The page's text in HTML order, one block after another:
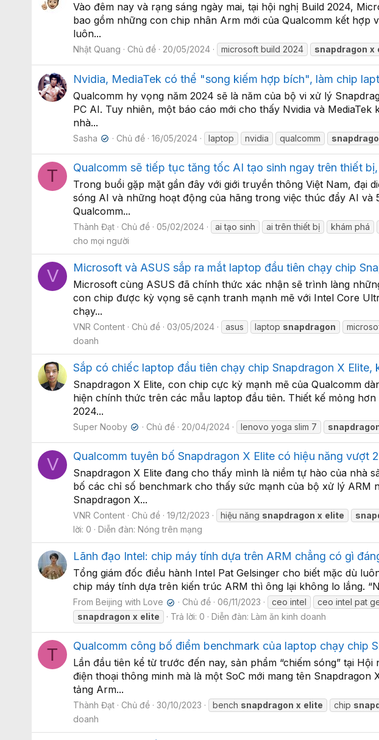
Vào đêm nay và rạng sáng ngày mai, tại hội nghị Build 2024,
bao gồm những con chip nhân Arm mới của Qualcomm kết hợp
luôn...
Nhật Quang Chủ đề 20/05/2024 microsoft build 2024 snapdragon x
Nvidia, MediaTek có thể "song kiếm hợp bích", làm chip
Qualcomm hy vọng năm 2024 sẽ là năm của bộ vi xử lý
PC AI. Tuy nhiên, một báo cáo mới cho thấy Nvidia và
nhà...
Sasha ✔ Chủ đề 16/05/2024 laptop nvidia qualcomm
T Qualcomm sẽ tiếp tục tăng tốc AI tạo sinh ngay trên thiết
Trong buổi gặp mặt gần đây với giới truyền thông Việt Nam, đại
sóng AI và những hoạt động của hãng trong việc thúc đẩy AI và
Qualcomm...
Thành Đạt Chủ đề 05/02/2024 ai tạo sinh ai trên thiết bị khám phá
cho mọi người
V Microsoft và ASUS sắp ra mắt laptop đầu tiên chạy chip
Microsoft cùng ASUS đã chính thức xác nhận sẽ trình làng
con chip được kỳ vọng sẽ cạnh tranh mạnh mẽ với Intel Core
chạy...
VNR Content Chủ đề 03/05/2024 asus laptop snapdragon
doanh
Sắp có chiếc laptop đầu tiên chạy chip Snapdragon X Elite,
Snapdragon X Elite, con chip cực kỳ mạnh mẽ của Qualcomm
hiện chính thức trên các mẫu laptop đầu tiên. Thiết kế mỏng
2024...
Super Nooby ✔ Chủ đề 20/04/2024 lenovo yoga slim 7
V Qualcomm tuyên bố Snapdragon X Elite có hiệu năng vượt
Snapdragon X Elite đang cho thấy mình là niềm tự hào của nhà
bố các chỉ số benchmark cho thấy sức mạnh của bộ xử lý ARM
Snapdragon X...
VNR Content Chủ đề 19/12/2023 hiệu năng snapdragon x elite
lời: 0
Diễn đàn: Nóng trên mạng
Lãnh đạo Intel: chip máy tính dựa trên ARM chẳng có gì
Tổng giám đốc điều hành Intel Pat Gelsinger cho biết mặc dù
chip máy tính dựa trên kiến trúc ARM thì ông lại không lo lắng.
From Beijing with Love ✔ Chủ đề 06/11/2023 ceo intel ceo intel pat
snapdragon x elite Trả lời: 0 Diễn đàn: Làm ăn kinh doanh
T Qualcomm công bố điểm benchmark của laptop chạy chip
Lần đầu tiên kể từ trước đến nay, sản phẩm “chiếm sóng” tại
điện thoại thông minh mà là một SoC mới mang tên
tảng Arm...
Thành Đạt Chủ đề 30/10/2023 bench snapdragon x elite chip
doanh